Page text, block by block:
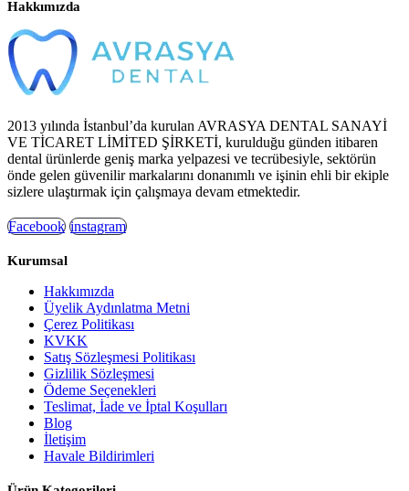
Hakkımızda
2013 yılında İstanbul’da kurulan AVRASYA DENTAL SANAYİ
VE TİCARET LİMİTED ŞİRKETİ, kurulduğu günden itibaren
dental ürünlerde geniş marka yelpazesi ve tecrübesiyle, sektörün
önde gelen güvenilir markalarını donanımlı ve işinin ehli bir ekiple
sizlere ulaştırmak için çalışmaya devam etmektedir.
Facebook instagram
Kurumsal
Hakkımızda
Üyelik Aydınlatma Metni
Çerez Politikası
KVKK
Satış Sözleşmesi Politikası
Gizlilik Sözleşmesi
Ödeme Seçenekleri
Teslimat, İade ve İptal Koşulları
Blog
İletişim
Havale Bildirimleri